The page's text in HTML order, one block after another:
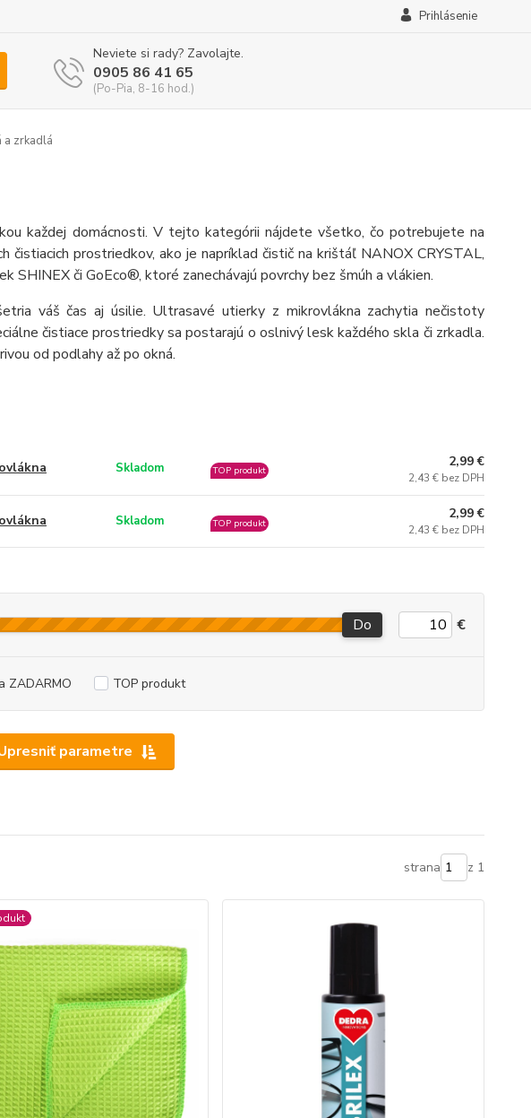
Prihlásenie
Neviete si rady? Zavolajte.
0905 86 41 65
(Po-Pia, 8-16 hod.)
a zrkadlá
každej domácnosti. V tejto kategórii nájdete všetko, čo potrebujete na
čistiacich prostriedkov, ako je napríklad čistič na krištáľ NANOX CRYSTAL,
SHINEX či GoEco®, ktoré zanechávajú povrchy bez šmúh a vlákien.
váš čas aj úsilie. Ultrasavé utierky z mikrovlákna zachytia nečistoty
čistiace prostriedky sa postarajú o oslnivý lesk každého skla či zrkadla.
od podlahy až po okná.
Skladom TOP produkt
2,99 €
2,43 € bez DPH
Skladom TOP produkt
2,99 €
2,43 € bez DPH
parametre
Do €
ZADARMO TOP produkt
strana z 1